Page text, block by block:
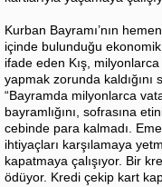
Kurban Bayramı’nın
içinde bulunduğu ekonomik
ifade eden Kış,
yapmak zorunda kaldığını
“Bayramda milyonlarca
bayramlığını, sofrasına
cebinde para kalmadı.
ihtiyaçları karşılamaya
kapatmaya çalışıyor. Bir
ödüyor. Kredi çekip kart